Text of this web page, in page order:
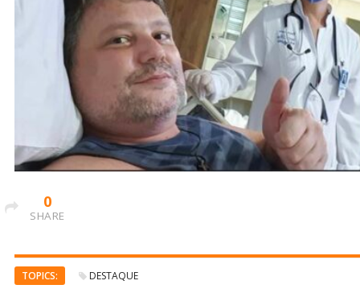
0
SHARE
TOPICS: DESTAQUE